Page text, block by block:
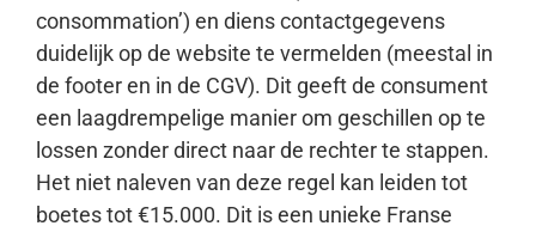
consommation’) en diens contactgegevens
duidelijk op de website te vermelden (meestal in
de footer en in de CGV). Dit geeft de consument
een laagdrempelige manier om geschillen op te
lossen zonder direct naar de rechter te stappen.
Het niet naleven van deze regel kan leiden tot
boetes tot €15.000. Dit is een unieke Franse